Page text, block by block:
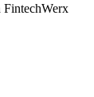
FintechWerx